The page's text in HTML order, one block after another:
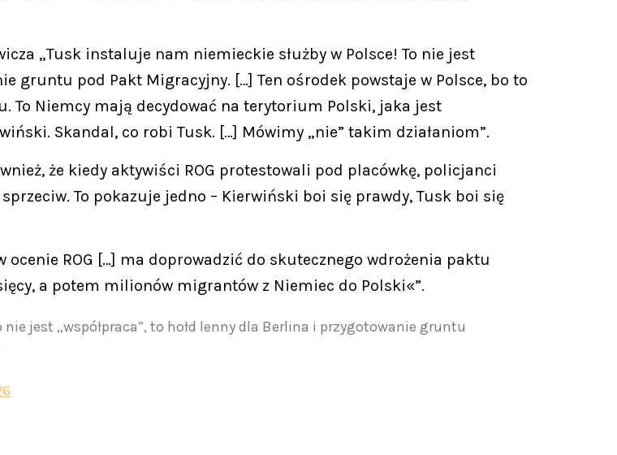
„Tusk instaluje nam niemieckie służby w Polsce! To nie jest
gruntu pod Pakt Migracyjny. […] Ten ośrodek powstaje w Polsce, bo to
To Niemcy mają decydować na terytorium Polski, jaka jest
Skandal, co robi Tusk. […] Mówimy „nie” takim działaniom”.
że kiedy aktywiści ROG protestowali pod placówkę, policjanci
To pokazuje jedno – Kierwiński boi się prawdy, Tusk boi się
ROG […] ma doprowadzić do skutecznego wdrożenia paktu
a potem milionów migrantów z Niemiec do Polski«”.
jest „współpraca”, to hołd lenny dla Berlina i przygotowanie gruntu